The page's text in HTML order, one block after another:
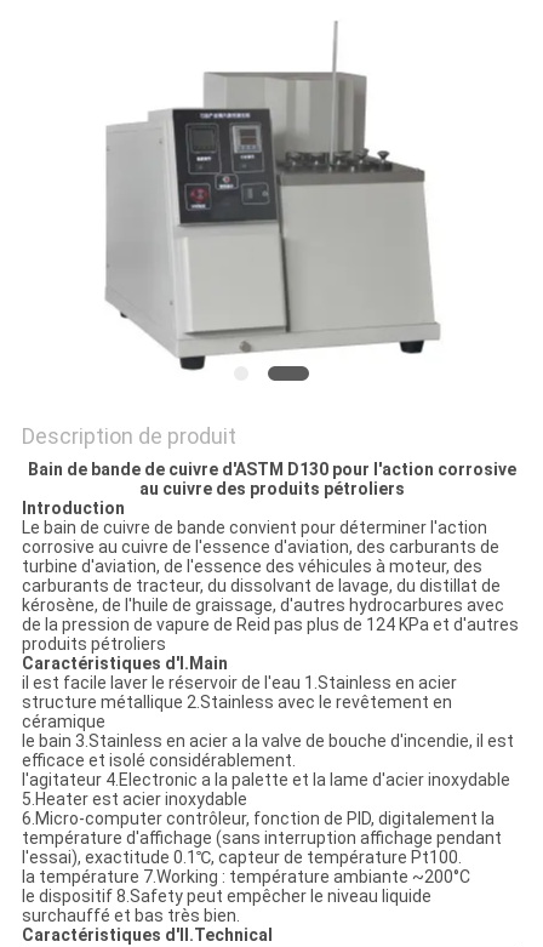
CONFIDENTIALITÉ
Description de produit
Bain de bande de cuivre d'ASTM D130 pour l'action corrosive
au cuivre des produits pétroliers
Introduction
Le bain de cuivre de bande convient pour déterminer l'action
corrosive au cuivre de l'essence d'aviation, des carburants de
turbine d'aviation, de l'essence des véhicules à moteur, des
carburants de tracteur, du dissolvant de lavage, du distillat de
kérosène, de l'huile de graissage, d'autres hydrocarbures avec
de la pression de vapure de Reid pas plus de 124 KPa et d'autres
produits pétroliers
Caractéristiques d'I.Main
il est facile laver le réservoir de l'eau 1.Stainless en acier
structure métallique 2.Stainless avec le revêtement en
céramique
le bain 3.Stainless en acier a la valve de bouche d'incendie, il est
efficace et isolé considérablement.
l'agitateur 4.Electronic a la palette et la lame d'acier inoxydable
5.Heater est acier inoxydable
6.Micro-computer contrôleur, fonction de PID, digitalement la
température d'affichage (sans interruption affichage pendant
l'essai), exactitude 0.1℃, capteur de température Pt100.
la température 7.Working : température ambiante ~200°C
le dispositif 8.Safety peut empêcher le niveau liquide
surchauffé et bas très bien.
Caractéristiques d'II.Technical